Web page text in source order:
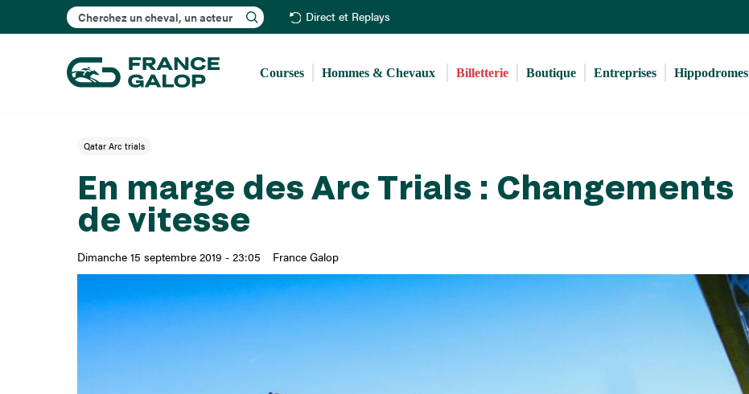
au
principal
Rechercher Direct et Replays
Courses Hommes & Chevaux Billetterie Boutique Entreprises Hippodromes
En marge des Arc Trials : Changements
de vitesse
Dimanche 15 septembre 2019 - 23:05 France Galop
Qatar Arc trials